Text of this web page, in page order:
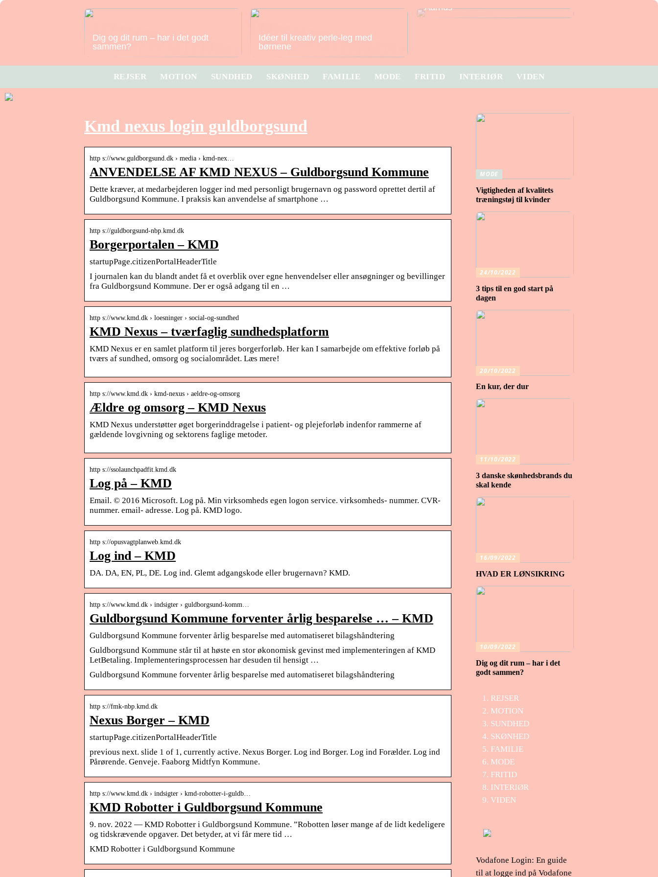
Dig og dit rum – har i det godt
sammen?
Idéer til kreativ perle-leg med
børnene
Aarhus
REJSER MOTION SUNDHED SKØNHED FAMILIE MODE FRITID INTERIØR VIDEN
Kmd nexus login guldborgsund
http s://www.guldborgsund.dk › media › kmd-nex…
ANVENDELSE AF KMD NEXUS – Guldborgsund Kommune
Dette kræver, at medarbejderen logger ind med personligt brugernavn og password oprettet dertil af
Guldborgsund Kommune. I praksis kan anvendelse af smartphone …
http s://guldborgsund-nbp.kmd.dk
Borgerportalen – KMD
startupPage.citizenPortalHeaderTitle
I journalen kan du blandt andet få et overblik over egne henvendelser eller ansøgninger og bevillinger
fra Guldborgsund Kommune. Der er også adgang til en …
http s://www.kmd.dk › loesninger › social-og-sundhed
KMD Nexus – tværfaglig sundhedsplatform
KMD Nexus er en samlet platform til jeres borgerforløb. Her kan I samarbejde om effektive forløb på
tværs af sundhed, omsorg og socialområdet. Læs mere!
http s://www.kmd.dk › kmd-nexus › aeldre-og-omsorg
Ældre og omsorg – KMD Nexus
KMD Nexus understøtter øget borgerinddragelse i patient- og plejeforløb indenfor rammerne af
gældende lovgivning og sektorens faglige metoder.
http s://ssolaunchpadfit.kmd.dk
Log på – KMD
Email. © 2016 Microsoft. Log på. Min virksomheds egen logon service. virksomheds- nummer. CVR-
nummer. email- adresse. Log på. KMD logo.
http s://opusvagtplanweb.kmd.dk
Log ind – KMD
DA. DA, EN, PL, DE. Log ind. Glemt adgangskode eller brugernavn? KMD.
http s://www.kmd.dk › indsigter › guldborgsund-komm…
Guldborgsund Kommune forventer årlig besparelse … – KMD
Guldborgsund Kommune forventer årlig besparelse med automatiseret bilagshåndtering
Guldborgsund Kommune står til at høste en stor økonomisk gevinst med implementeringen af KMD
LetBetaling. Implementeringsprocessen har desuden til hensigt …
Guldborgsund Kommune forventer årlig besparelse med automatiseret bilagshåndtering
http s://fmk-nbp.kmd.dk
Nexus Borger – KMD
startupPage.citizenPortalHeaderTitle
previous next. slide 1 of 1, currently active. Nexus Borger. Log ind Borger. Log ind Forælder. Log ind
Pårørende. Genveje. Faaborg Midtfyn Kommune.
http s://www.kmd.dk › indsigter › kmd-robotter-i-guldb…
KMD Robotter i Guldborgsund Kommune
9. nov. 2022 — KMD Robotter i Guldborgsund Kommune. ”Robotten løser mange af de lidt kedeligere
og tidskrævende opgaver. Det betyder, at vi får mere tid …
KMD Robotter i Guldborgsund Kommune
MODE
Vigtigheden af ​​kvalitets
træningstøj til kvinder
24/10/2022
3 tips til en god start på
dagen
20/10/2022
En kur, der dur
11/10/2022
3 danske skønhedsbrands du
skal kende
16/09/2022
HVAD ER LØNSIKRING
10/09/2022
Dig og dit rum – har i det
godt sammen?
REJSER
MOTION
SUNDHED
SKØNHED
FAMILIE
MODE
FRITID
INTERIØR
VIDEN
Vodafone Login: En guide
til at logge ind på Vodafone